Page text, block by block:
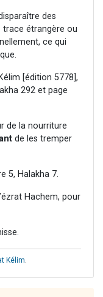
des
trace étrangère ou
ce qui
[édition 5778],
292 et page
de la nourriture
de les tremper
5, Halakha 7.
Hachem, pour
Kélim.